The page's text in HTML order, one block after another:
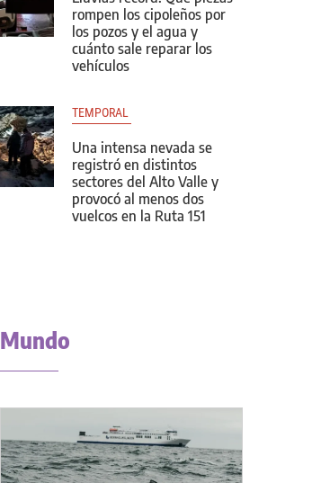
rompen los cipoleños por
los pozos y el agua y
cuánto sale reparar los
vehículos
TEMPORAL
Una intensa nevada se
registró en distintos
sectores del Alto Valle y
provocó al menos dos
vuelcos en la Ruta 151
Mundo